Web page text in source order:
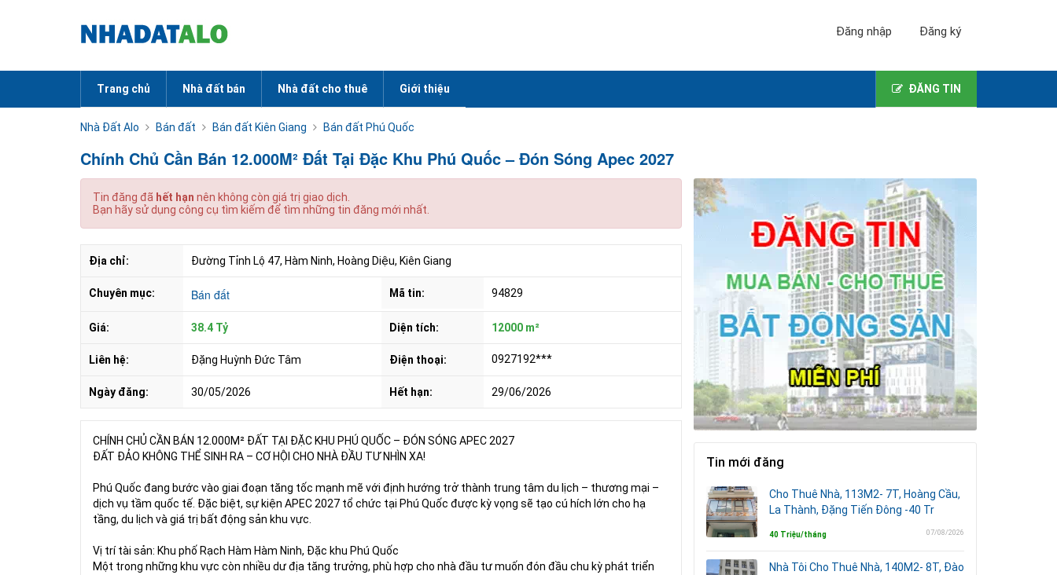
Đăng nhập Đăng ký
Trang chủ Nhà đất bán Nhà đất cho thuê Giới thiệu ĐĂNG TIN
Nhà Đất Alo Bán đất Bán đất Kiên Giang Bán đất Phú Quốc
Chính Chủ Cần Bán 12.000M² Đất Tại Đặc Khu Phú Quốc – Đón Sóng Apec 2027
Tin đăng đã hết hạn nên không còn giá trị giao dịch.
Bạn hãy sử dụng công cụ tìm kiếm để tìm những tin đăng mới nhất.
Địa chỉ: Đường Tỉnh Lộ 47, Hàm Ninh, Hoàng Diệu, Kiên Giang
Chuyên mục: Bán đất Mã tin: 94829
Giá: 38.4 Tỷ Diện tích: 12000 m²
Liên hệ: Đặng Huỳnh Đức Tâm Điện thoại: 0927192***
Ngày đăng: 30/05/2026 Hết hạn: 29/06/2026
CHÍNH CHỦ CẦN BÁN 12.000M² ĐẤT TẠI ĐẶC KHU PHÚ QUỐC – ĐÓN SÓNG APEC 2027
ĐẤT ĐẢO KHÔNG THỂ SINH RA – CƠ HỘI CHO NHÀ ĐẦU TƯ NHÌN XA!
Phú Quốc đang bước vào giai đoạn tăng tốc mạnh mẽ với định hướng trở thành trung tâm du lịch – thương mại –
dịch vụ tầm quốc tế. Đặc biệt, sự kiện APEC 2027 tổ chức tại Phú Quốc được kỳ vọng sẽ tạo cú hích lớn cho hạ
tầng, du lịch và giá trị bất động sản khu vực.
Vị trí tài sản: Khu phố Rạch Hàm Hàm Ninh, Đặc khu Phú Quốc
Một trong những khu vực còn nhiều dư địa tăng trưởng, phù hợp cho nhà đầu tư muốn đón đầu chu kỳ phát triển
Tin mới đăng
Cho Thuê Nhà, 113M2- 7T, Hoàng Cầu,
La Thành, Đặng Tiến Đông -40 Tr
40 Triệu/tháng 07/08/2026
Nhà Tôi Cho Thuê Nhà, 140M2- 8T, Đào